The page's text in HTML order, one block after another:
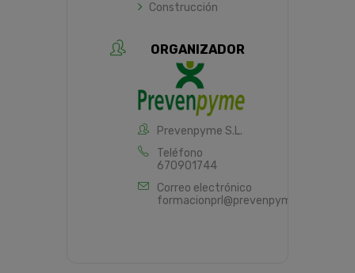
Construcción
ORGANIZADOR
Prevenpyme S.L.
Teléfono
670901744
Correo electrónico
formacionprl@prevenpyme.es